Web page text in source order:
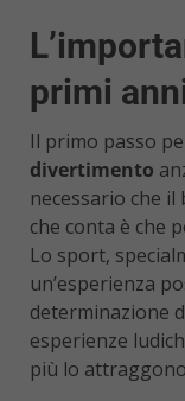
primi
Il primo passo
divertimento
necessario che
che conta è che
Lo sport,
un’esperienza
determinazione
esperienze
più lo